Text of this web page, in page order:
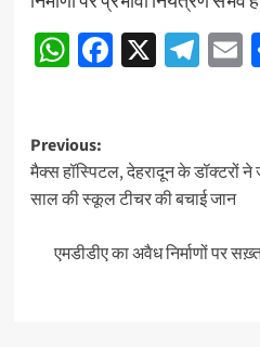
WhatsApp
Facebook
X
Post
navigation
Previous:
मैक्स हॉस्पिटल, देहरादून के डॉक्टरों ने
साल की स्कूल टीचर की बचाई जान
एमडीडीए का अवैध निर्माणों पर